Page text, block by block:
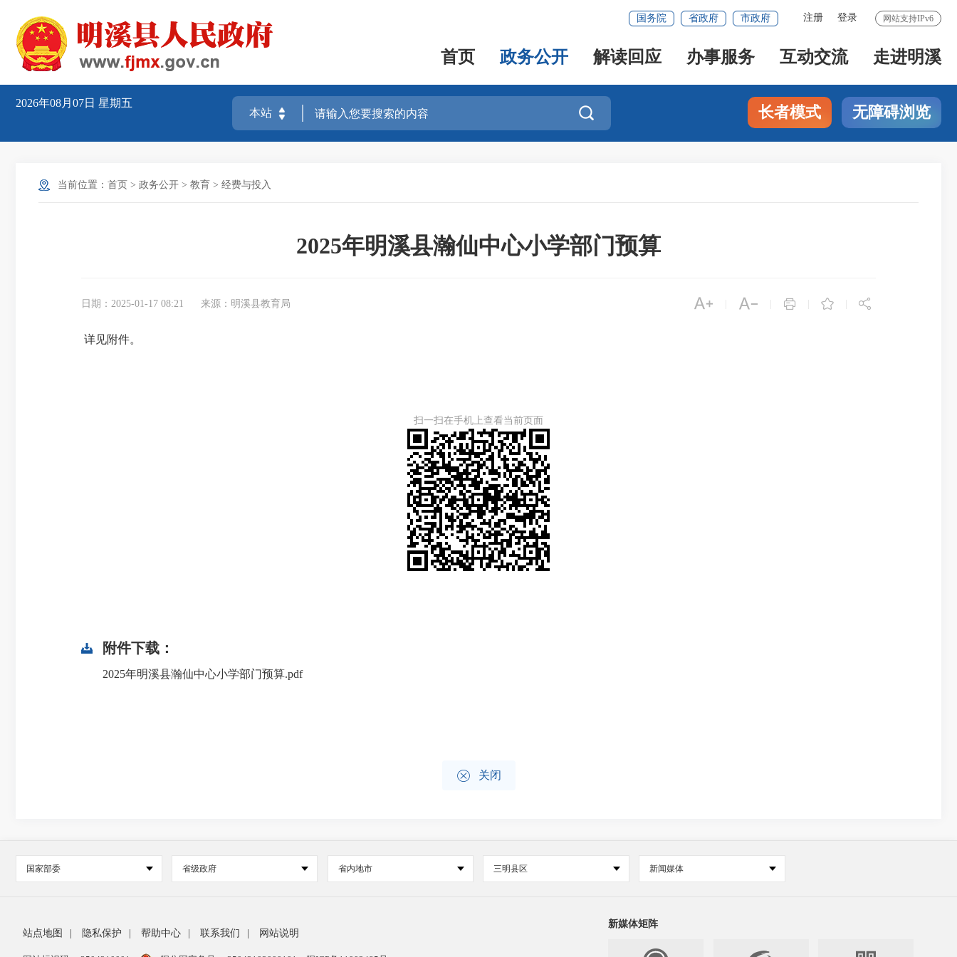
网站支持IPv6
注册 登录
国务院 省政府 市政府
首页 政务公开 解读回应 办事服务 互动交流 走进明溪
2026年08月07日 星期五
 长者模式 无障碍浏览
当前位置： 首页 > 政务公开 > 教育 > 经费与投入
2025年明溪县瀚仙中心小学部门预算
日期：2025-01-17 08:21 来源：明溪县教育局     
详见附件。
扫一扫在手机上查看当前页面
附件下载：
2025年明溪县瀚仙中心小学部门预算.pdf
 关闭
国家部委 省级政府 省内地市 三明县区 新闻媒体
站点地图 隐私保护 帮助中心 联系我们 网站说明
新媒体矩阵